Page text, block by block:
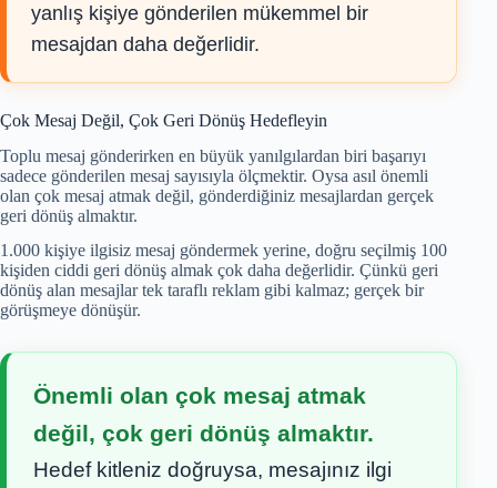
yanlış kişiye gönderilen mükemmel bir
mesajdan daha değerlidir.
Çok Mesaj Değil, Çok Geri Dönüş Hedefleyin
Toplu mesaj gönderirken en büyük yanılgılardan biri başarıyı
sadece gönderilen mesaj sayısıyla ölçmektir. Oysa asıl önemli
olan çok mesaj atmak değil, gönderdiğiniz mesajlardan gerçek
geri dönüş almaktır.
1.000 kişiye ilgisiz mesaj göndermek yerine, doğru seçilmiş 100
kişiden ciddi geri dönüş almak çok daha değerlidir. Çünkü geri
dönüş alan mesajlar tek taraflı reklam gibi kalmaz; gerçek bir
görüşmeye dönüşür.
Önemli olan çok mesaj atmak
değil, çok geri dönüş almaktır.
Hedef kitleniz doğruysa, mesajınız ilgi